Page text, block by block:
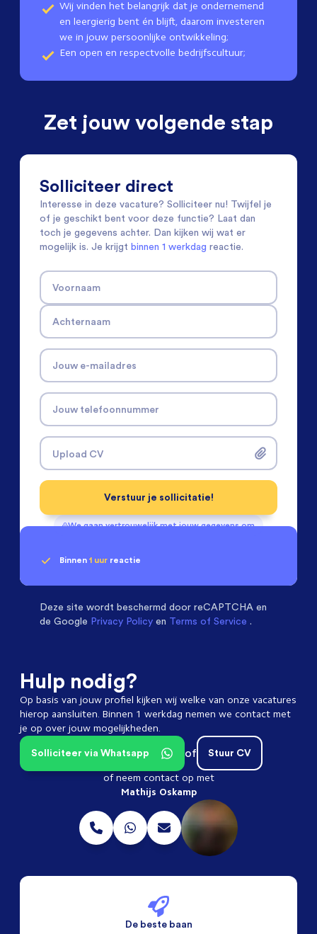
Wij vinden het belangrijk dat je ondernemend
en leergierig bent én blijft, daarom investeren
we in jouw persoonlijke ontwikkeling;
Een open en respectvolle bedrijfscultuur;
Zet jouw volgende stap
Solliciteer direct
Interesse in deze vacature? Solliciteer nu! Twijfel je
of je geschikt bent voor deze functie? Laat dan
toch je gegevens achter. Dan kijken wij wat er
mogelijk is. Je krijgt binnen 1 werkdag reactie.
Voornaam
Achternaam
Jouw e-mailadres
Jouw telefoonnummer
Upload CV
We gaan vertrouwelijk met jouw gegevens om
Verstuur je sollicitatie!
Binnen 1 uur reactie
met een 9.3
Deze site wordt beschermd door reCAPTCHA en
de Google Privacy Policy en Terms of Service .
Hulp nodig?
Op basis van jouw profiel kijken wij welke van onze vacatures
hierop aansluiten. Binnen 1 werkdag nemen we contact met
je op over jouw mogelijkheden.
Stuur CV
of
Solliciteer via Whatsapp
of neem contact op met
Mathijs Oskamp
De beste baan